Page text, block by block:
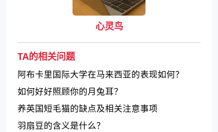
心灵鸟
TA的相关问题
阿布卡里国际大学在马来西亚的表现如何？
如何好好照顾你的月兔耳？
养英国短毛猫的缺点及相关注意事项
羽扇豆的含义是什么？